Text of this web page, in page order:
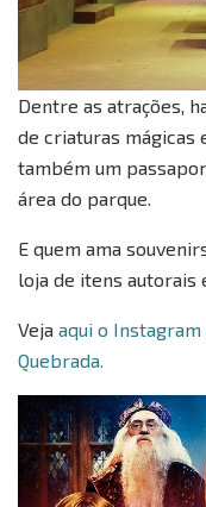
Dentre as atrações,
de criaturas mágicas
também um
área do parque.
E quem ama
loja de itens autorais
Veja aqui o
Quebrada.